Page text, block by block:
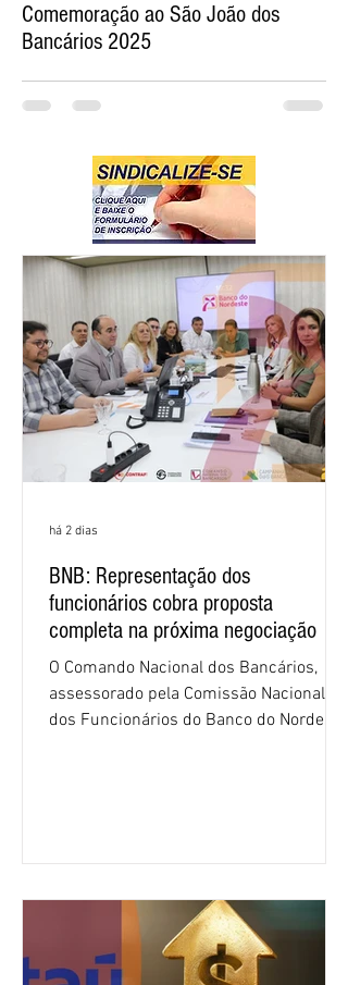
Comemoração ao São João dos
Bancários 2025
BNB: Representação dos
funcionários cobra proposta
completa na próxima negociação
O Comando Nacional dos Bancários,
assessorado pela Comissão Nacional
dos Funcionários do Banco do Nordeste
negociação encerrou a discussão das
cláusulas econômicas e sindicais da
minuta, e a representação dos
há 2 dias